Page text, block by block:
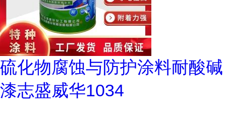
硫化物腐蚀与防护涂料耐酸碱
漆志盛威华1034